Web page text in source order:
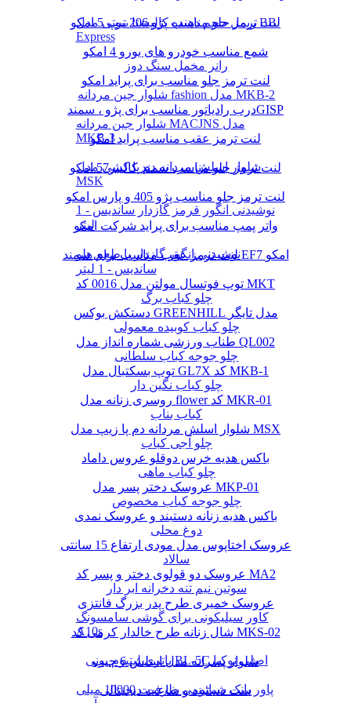
ریمل حجم دهنده کالیستا بیوتی مدل BB
Express
رانر مخمل سنگ دوز
شلوار جین مردانه fashion مدل MKB-2
شلوار جین مردانه MACJNS مدل
MKB-3
شلوار اسلش مردانه دم پا کشی مدل
MSK
نوشیدنی انگور قرمز گازدار ساندیس - 1
لیتر
نوشیدنی انگور گازدار با طعم هلو
ساندیس - 1 لیتر
چلو کباب برگ
چلو کباب کوبیده معمولی
چلو جوجه کباب سلطانی
چلو کباب نگین دار
کباب بناب
چلو آجی کباب
چلو کباب ماهی
چلو جوجه کباب مخصوص
دوغ محلی
سالاد
سوتین نیم تنه دخرانه ابر دار
کاور سیلیکونی برای گوشی سامسونگ
A10s
باتری لیتیوم یونی BL-5C اصلی نوکیا
پاور بانک شیائومی ظرفیت 10000 میلی
لنت ترمز جلو مناسب پژو 206 تیپ 5 امکو
شمع مناسب خودرو های یورو 4 امکو
لنت ترمز جلو مناسب برای پراید امکو
درب رادیاتور مناسب برای پژو ، سمندGISP
لنت ترمز عقب مناسب پراید امکو
لنت ترمز جلو مناسب سمند کالیبر57 امکو
لنت ترمز جلو مناسب پژو 405 و پارس امکو
واتر پمپ مناسب برای پراید شرکت امکو
لنت ترمز عقب مناسب برای سمند EF7 امکو
توپ فوتسال مولتن مدل 0016 کد MKT
دستکش بوکس GREENHILL مدل تایگر
طناب ورزشی شماره انداز مدل QL002
توپ بسکتبال مدل GL7X کد MKB-1
روسری زنانه مدل flower کد MKR-01
شلوار اسلش مردانه دم پا زیپ مدل MSX
باکس هدیه خرس دوقلو عروس داماد
عروسک دختر پسر مدل MKP-01
باکس هدیه زنانه دستبند و عروسک نمدی
عروسک اختاپوس مدل مودی ارتفاع 15 سانتی
عروسک دو قولوی دختر و پسر کد MA2
عروسک خمیری طرح پدر بزرگ فانتزی
شال زنانه طرح خالدار کرمی کد MKS-02
شلوار پسرانه مدل اسلش 6 جیب
ست دستبند و ساعت دیجیتالی